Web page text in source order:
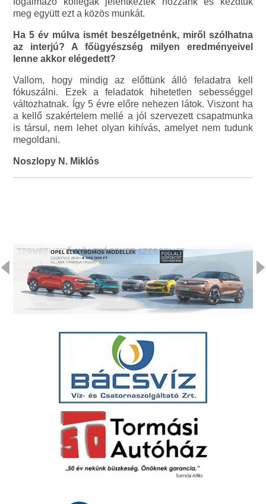
meg együtt ezt a közös munkát.
Ha 5 év múlva ismét beszélgetnénk, miről szólhatna
az interjú? A főügyészség milyen eredményeivel
lenne akkor elégedett?
Vallom, hogy mindig az előttünk álló feladatra kell
fókuszálni. Ezek a feladatok hihetetlen sebességgel
változhatnak. Így 5 évre előre nehezen látok. Viszont ha
a kellő szakértelem mellé a jól szervezett csapatmunka
is társul, nem lehet olyan kihívás, amelyet nem tudunk
megoldani.
Noszlopy N. Miklós